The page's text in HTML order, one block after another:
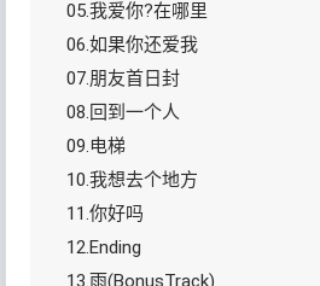
05.我爱你?在哪里
06.如果你还爱我
07.朋友首日封
08.回到一个人
09.电梯
10.我想去个地方
11.你好吗
12.Ending
13.雨(BonusTrack)